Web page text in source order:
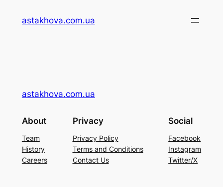
astakhova.com.ua
astakhova.com.ua
About
Team
History
Careers
Privacy
Privacy Policy
Terms and Conditions
Contact Us
Social
Facebook
Instagram
Twitter/X